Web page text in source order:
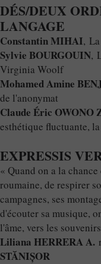
DÉS/DEUX
LANGAGE
Constantin MIHAI,
Sylvie BOURGOUIN,
Virginia Woolf
Mohamed Amine
de l'anonymat
Claude Éric OWONO
esthétique fluctuante,
EXPRESSIS
« Quand on a la
roumaine, de respirer
campagnes, ses
d'écouter sa musique,
l'âme, vers les
Liliana HERRERA A.
STĂNIŞOR